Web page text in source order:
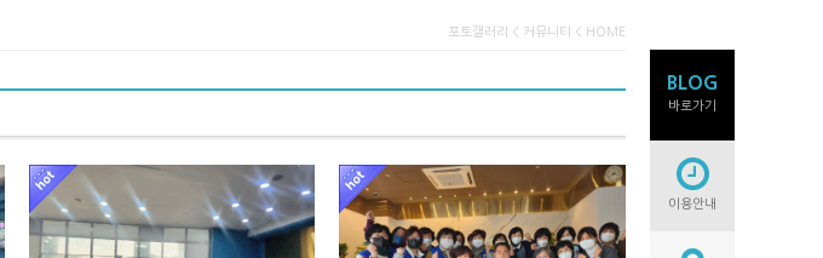
포토갤러리 < 커뮤니티 < HOME
BLOG
바로가기
이용안내